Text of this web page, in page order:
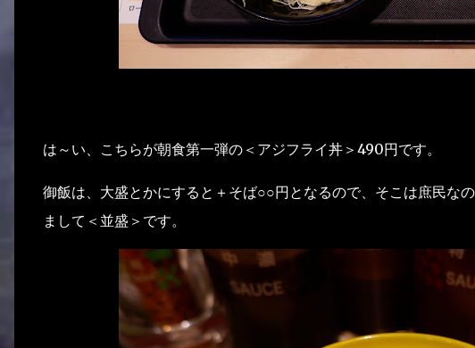
は～い、こちらが朝食第一弾の＜アジフライ丼＞490円です。
御飯は、大盛とかにすると＋そば○○円となるので、そこは庶民な
まして＜並盛＞です。